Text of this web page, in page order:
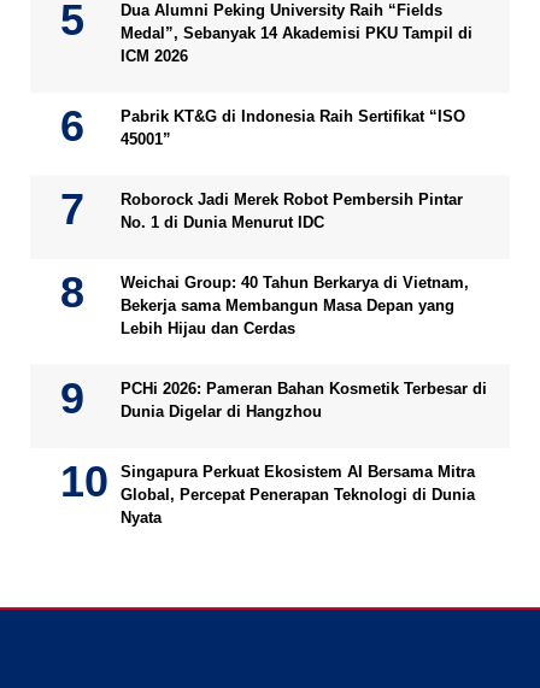
Dua Alumni Peking University Raih “Fields
Medal”, Sebanyak 14 Akademisi PKU Tampil di
ICM 2026
Pabrik KT&G di Indonesia Raih Sertifikat “ISO
45001”
Roborock Jadi Merek Robot Pembersih Pintar
No. 1 di Dunia Menurut IDC
Weichai Group: 40 Tahun Berkarya di Vietnam,
Bekerja sama Membangun Masa Depan yang
Lebih Hijau dan Cerdas
PCHi 2026: Pameran Bahan Kosmetik Terbesar di
Dunia Digelar di Hangzhou
Singapura Perkuat Ekosistem AI Bersama Mitra
Global, Percepat Penerapan Teknologi di Dunia
Nyata